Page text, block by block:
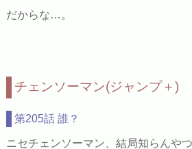
だからな…。
チェンソーマン(ジャンプ＋)
第205話 誰？
ニセチェンソーマン、結局知らんや